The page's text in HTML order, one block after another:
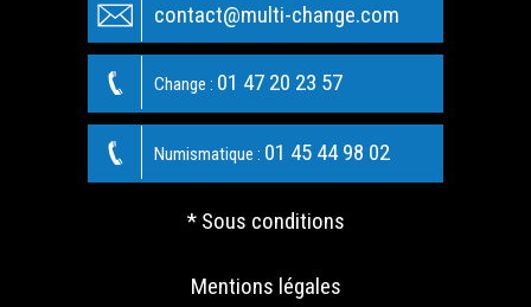
contact@multi-change.com
Change : 01 47 20 23 57
Numismatique : 01 45 44 98 02
* Sous conditions
Mentions légales